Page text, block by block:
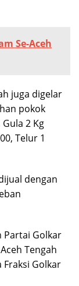
Se-Aceh
juga digelar
pokok
2 Kg
Telur 1
dengan
Partai Golkar
Tengah
Fraksi Golkar